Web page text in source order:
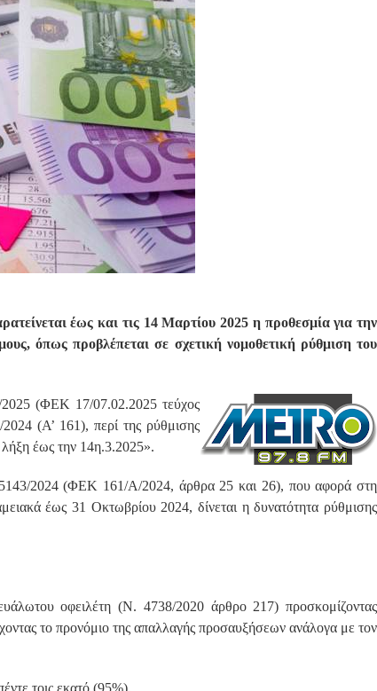
έως και τις 14 Μαρτίου 2025 η προθεσμία για την
όπως προβλέπεται σε σχετική νομοθετική ρύθμιση του
2025 (ΦΕΚ 17/07.02.2025 τεύχος
(Α’ 161), περί της ρύθμισης
λήξη έως την 14η.3.2025».
2024 (ΦΕΚ 161/Α/2024, άρθρα 25 και 26), που αφορά στη
έως 31 Οκτωβρίου 2024, δίνεται η δυνατότητα ρύθμισης
οφειλέτη (Ν. 4738/2020 άρθρο 217) προσκομίζοντας
το προνόμιο της απαλλαγής προσαυξήσεων ανάλογα με τον
τοις εκατό (95%),